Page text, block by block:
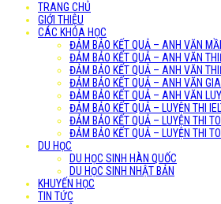
TRANG CHỦ
GIỚI THIỆU
CÁC KHÓA HỌC
ĐẢM BẢO KẾT QUẢ – ANH VĂN
ĐẢM BẢO KẾT QUẢ – ANH VĂN
ĐẢM BẢO KẾT QUẢ – ANH VĂN
ĐẢM BẢO KẾT QUẢ – ANH VĂN
ĐẢM BẢO KẾT QUẢ – ANH VĂN
ĐẢM BẢO KẾT QUẢ – LUYỆN THI
ĐẢM BẢO KẾT QUẢ – LUYỆN THI
ĐẢM BẢO KẾT QUẢ – LUYỆN THI
DU HỌC
DU HỌC SINH HÀN QUỐC
DU HỌC SINH NHẬT BẢN
KHUYẾN HỌC
TIN TỨC